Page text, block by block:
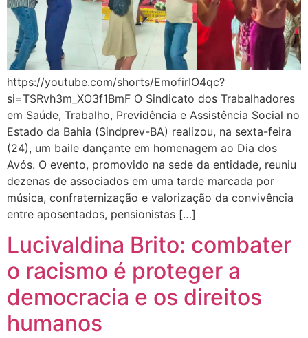
https://youtube.com/shorts/EmofirIO4qc?
si=TSRvh3m_XO3f1BmF O Sindicato dos Trabalhadores
em Saúde, Trabalho, Previdência e Assistência Social no
Estado da Bahia (Sindprev-BA) realizou, na sexta-feira
(24), um baile dançante em homenagem ao Dia dos
Avós. O evento, promovido na sede da entidade, reuniu
dezenas de associados em uma tarde marcada por
música, confraternização e valorização da convivência
entre aposentados, pensionistas […]
Lucivaldina Brito: combater
o racismo é proteger a
democracia e os direitos
humanos